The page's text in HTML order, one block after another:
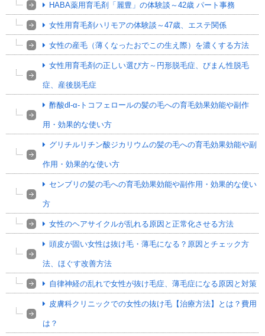
HABA薬用育毛剤「麗豊」の体験談～42歳 パート事務
女性用育毛剤ハリモアの体験談～47歳、エステ関係
女性の産毛（薄くなったおでこの生え際）を濃くする方法
女性用育毛剤の正しい選び方～円形脱毛症、びまん性脱毛
症、産後脱毛症
酢酸dl-α-トコフェロールの髪の毛への育毛効果効能や副作
用・効果的な使い方
グリチルリチン酸ジカリウムの髪の毛への育毛効果効能や副
作用・効果的な使い方
センブリの髪の毛への育毛効果効能や副作用・効果的な使い
方
女性のヘアサイクルが乱れる原因と正常化させる方法
頭皮が固い女性は抜け毛・薄毛になる？原因とチェック方
法、ほぐす改善方法
自律神経の乱れで女性が抜け毛症、薄毛症になる原因と対策
皮膚科クリニックでの女性の抜け毛【治療方法】とは？費用
は？